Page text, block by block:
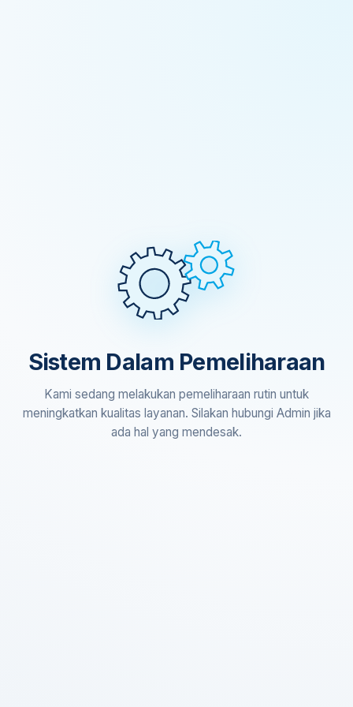
Sistem Dalam Pemeliharaan
Kami sedang melakukan pemeliharaan rutin untuk
meningkatkan kualitas layanan. Silakan hubungi Admin jika
ada hal yang mendesak.